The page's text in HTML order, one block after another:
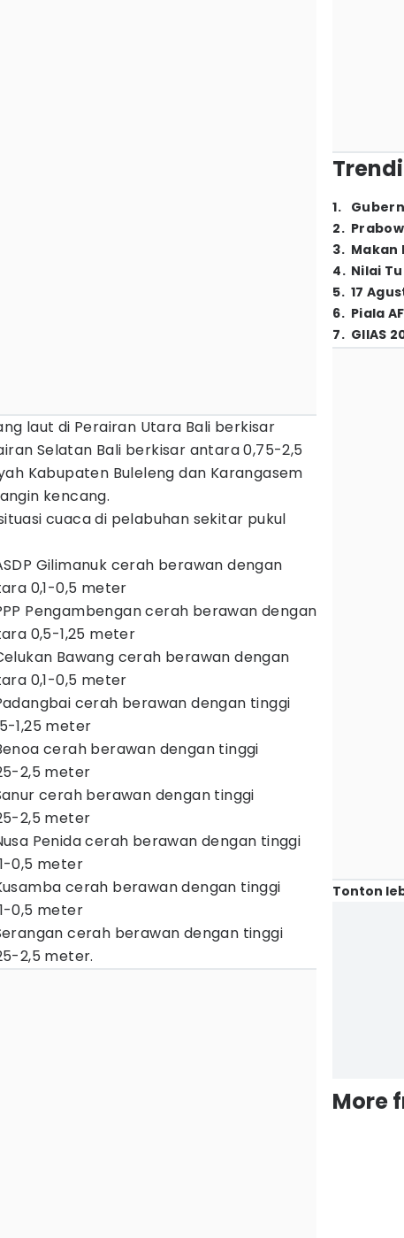
laut di Perairan Utara Bali berkisar
Selatan Bali berkisar antara 0,75-2,5
Kabupaten Buleleng dan Karangasem
kencang.
cuaca di pelabuhan sekitar pukul
Gilimanuk cerah berawan dengan
0,1-0,5 meter
Pengambengan cerah berawan dengan
0,5-1,25 meter
Bawang cerah berawan dengan
0,1-0,5 meter
cerah berawan dengan tinggi
1,25 meter
cerah berawan dengan tinggi
2,5 meter
cerah berawan dengan tinggi
2,5 meter
Penida cerah berawan dengan tinggi
0,5 meter
cerah berawan dengan tinggi
0,5 meter
cerah berawan dengan tinggi
2,5 meter.
1.
2.
3. Makan
4. Nilai
5. 17
6. Piala
7. GIIAS
Tonton
More